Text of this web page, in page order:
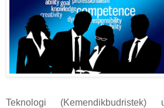
Teknologi (Kemendikbudristek)